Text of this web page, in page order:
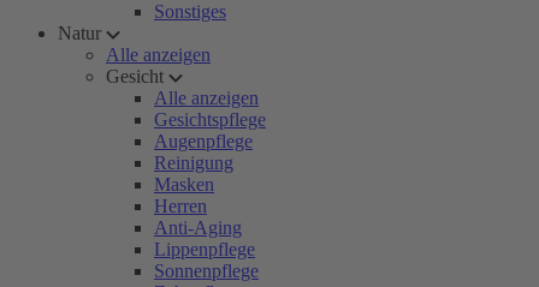
Sonstiges
Natur
Alle anzeigen
Gesicht
Alle anzeigen
Gesichtspflege
Augenpflege
Reinigung
Masken
Herren
Anti-Aging
Lippenpflege
Sonnenpflege